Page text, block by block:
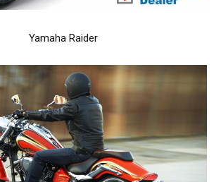
Yamaha Raider